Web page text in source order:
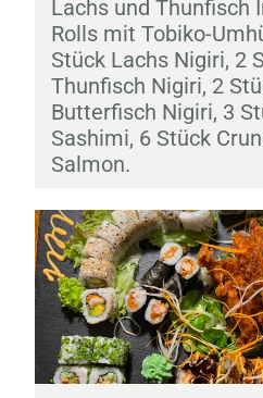
Lachs und Thunfisch
Rolls mit Tobiko-
Stück Lachs Nigiri, 2
Thunfisch Nigiri, 2
Butterfisch Nigiri, 3
Sashimi, 6 Stück
Salmon.
Personen
Time